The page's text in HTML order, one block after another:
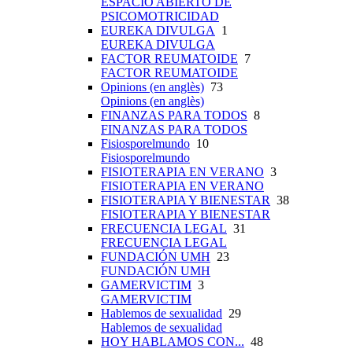
PSICOMOTRICIDAD
EUREKA DIVULGA 1
EUREKA DIVULGA
FACTOR REUMATOIDE 7
FACTOR REUMATOIDE
Opinions (en anglès) 73
Opinions (en anglès)
FINANZAS PARA TODOS 8
FINANZAS PARA TODOS
Fisiosporelmundo 10
Fisiosporelmundo
FISIOTERAPIA EN VERANO 3
FISIOTERAPIA EN VERANO
FISIOTERAPIA Y BIENESTAR 38
FISIOTERAPIA Y BIENESTAR
FRECUENCIA LEGAL 31
FRECUENCIA LEGAL
FUNDACIÓN UMH 23
FUNDACIÓN UMH
GAMERVICTIM 3
GAMERVICTIM
Hablemos de sexualidad 29
Hablemos de sexualidad
HOY HABLAMOS CON... 48